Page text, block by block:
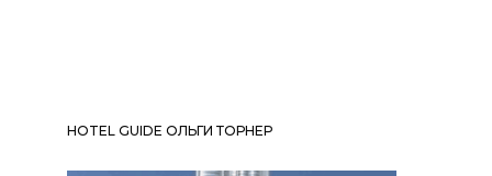
HOTEL GUIDE ОЛЬГИ ТОРНЕР